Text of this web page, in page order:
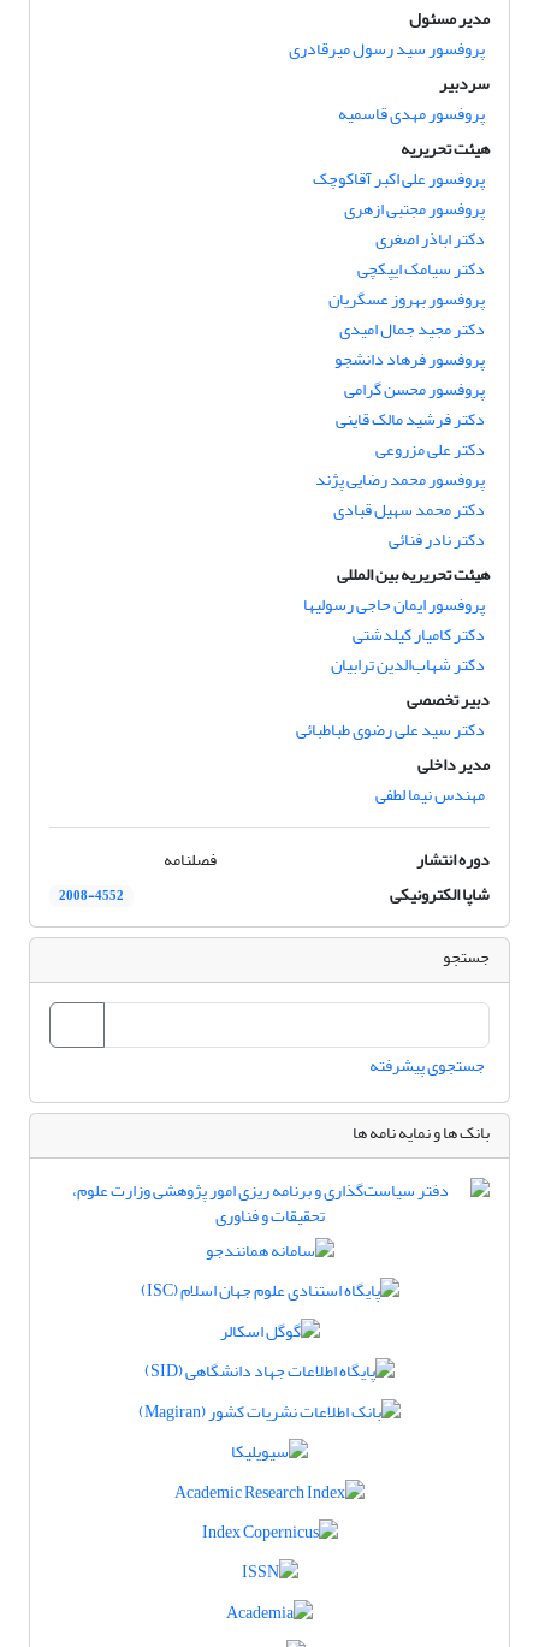
مدیر مسئول
پروفسور سید رسول میرقادری
سردبیر
پروفسور مهدی قاسمیه
هیئت تحریریه
پروفسور علی اکبر آقاکوچک
پروفسور مجتبی ازهری
دکتر اباذر اصغری
دکتر سیامک ایپکچی
پروفسور بهروز عسگریان
دکتر مجید جمال امیدی
پروفسور فرهاد دانشجو
پروفسور محسن گرامی
دکتر فرشید مالک قاینی
دکتر علی مزروعی
پروفسور محمد رضایی پژند
دکتر محمد سهیل قبادی
دکتر نادر فنائی
هیئت تحریریه بین المللی
پروفسور ایمان حاجی رسولیها
دکتر کامیار کیلدشتی
دکتر شهاب‌الدین ترابیان
دبیر تخصصی
دکتر سید علی رضوی طباطبائی
مدیر داخلی
مهندس نیما لطفی
دوره انتشار
فصلنامه
شاپا الکترونیکی
2008-4552
جستجو
جستجوی پیشرفته
بانک ها و نمایه نامه ها